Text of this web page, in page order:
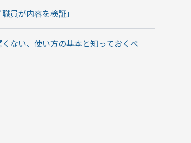
員が内容を検証」
ない、使い方の基本と知っておくべ